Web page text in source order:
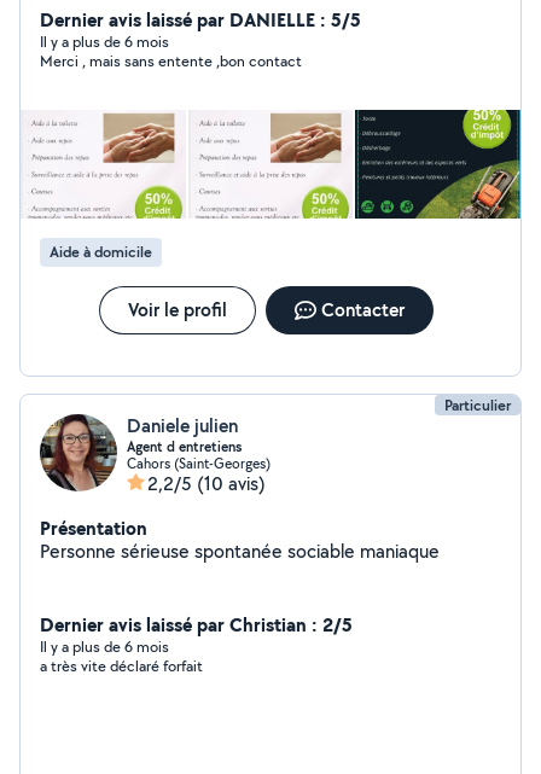
Dernier avis laissé par DANIELLE : 5/5
Il y a plus de 6 mois
Merci , mais sans entente ,bon contact
Aide à domicile
Voir le profil Contacter
Particulier
Daniele julien
Agent d entretiens
Cahors (Saint-Georges)
2,2/5 (10 avis)
Présentation
Personne sérieuse spontanée sociable maniaque
Dernier avis laissé par Christian : 2/5
Il y a plus de 6 mois
a très vite déclaré forfait